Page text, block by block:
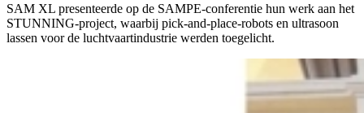
SAM XL presenteerde op de SAMPE-conferentie hun werk aan het
STUNNING-project, waarbij pick-and-place-robots en ultrasoon
lassen voor de luchtvaartindustrie werden toegelicht.